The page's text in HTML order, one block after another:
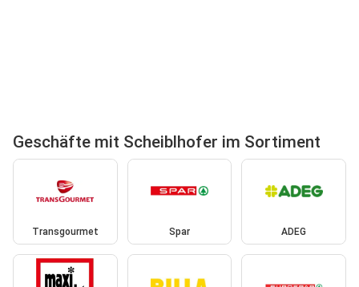
Geschäfte mit Scheiblhofer im Sortiment
Transgourmet Spar ADEG